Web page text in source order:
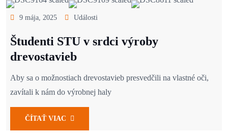
9 mája, 2025 Události
Študenti STU v srdci výroby
drevostavieb
Aby sa o možnostiach drevostavieb presvedčili na vlastné oči,
zavítali k nám do výrobnej haly
ČÍTAŤ VIAC